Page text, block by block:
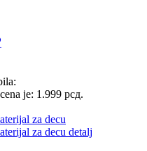
je: 1.999 рсд.